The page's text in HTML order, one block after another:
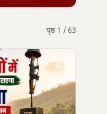
पृष्ठ 1 / 63